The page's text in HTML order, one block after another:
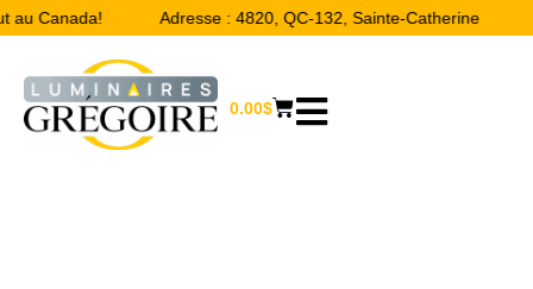
Canada! Adresse : 4820, QC-132, Sainte-Catherine
0.00$